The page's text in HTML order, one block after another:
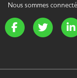
Nous sommes
Page Facebook
Page